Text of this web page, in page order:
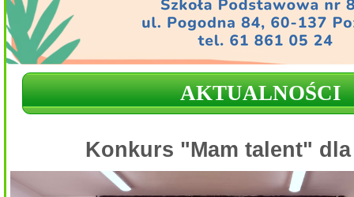
AKTUALNOŚCI
Konkurs "Mam talent" dla